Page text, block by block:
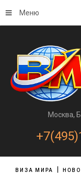
Москва,
Меню
ВИЗА МИРА